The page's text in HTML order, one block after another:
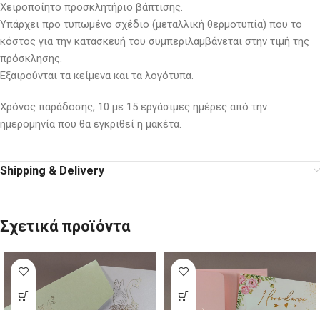
Χειροποίητο προσκλητήριο βάπτισης.
Υπάρχει προ τυπωμένο σχέδιο (μεταλλική θερμοτυπία) που το
κόστος για την κατασκευή του συμπεριλαμβάνεται στην τιμή της
πρόσκλησης.
Εξαιρούνται τα κείμενα και τα λογότυπα.
Χρόνος παράδοσης, 10 με 15 εργάσιμες ημέρες από την
ημερομηνία που θα εγκριθεί η μακέτα.
Shipping & Delivery
Σχετικά προϊόντα